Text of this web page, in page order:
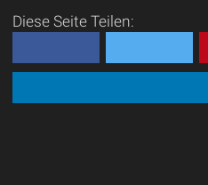
Diese Seite Teilen: